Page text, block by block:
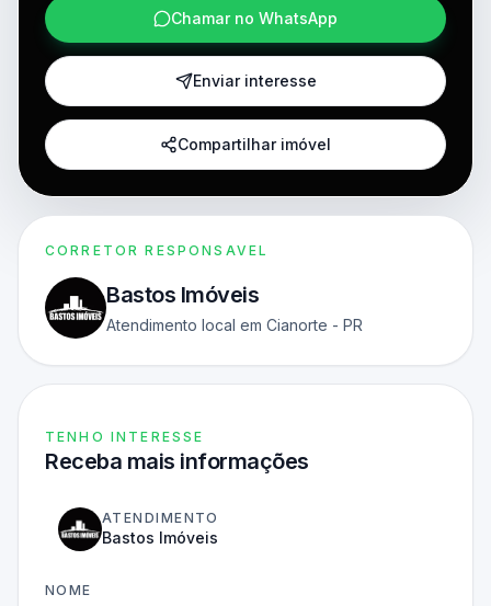
Chamar no WhatsApp
Enviar interesse
Compartilhar imóvel
CORRETOR RESPONSAVEL
Bastos Imóveis
Atendimento local em Cianorte - PR
TENHO INTERESSE
Receba mais informações
ATENDIMENTO
Bastos Imóveis
NOME